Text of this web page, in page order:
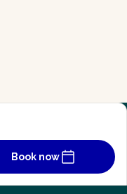
Book now